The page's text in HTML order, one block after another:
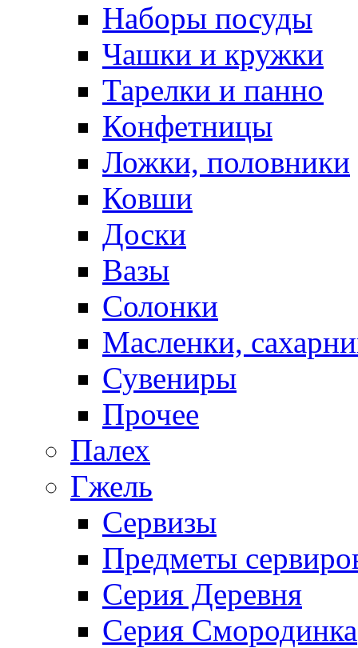
Наборы посуды
Чашки и кружки
Тарелки и панно
Конфетницы
Ложки, половники
Ковши
Доски
Вазы
Солонки
Масленки,
Сувениры
Прочее
Палех
Гжель
Сервизы
Предметы
Серия Деревня
Серия Смородинка